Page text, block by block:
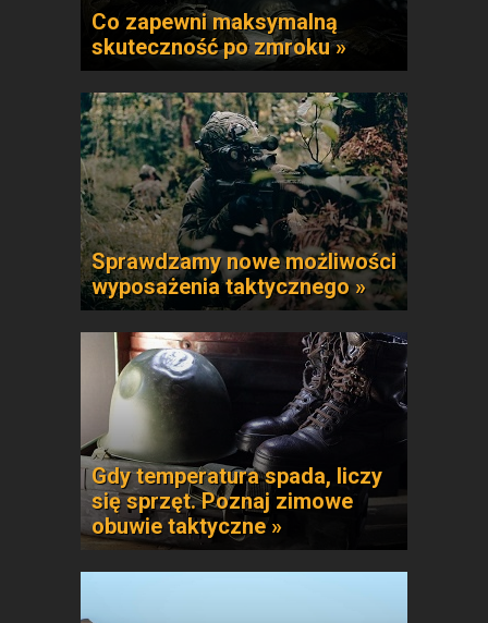
Co zapewni maksymalną
skuteczność po zmroku »
Sprawdzamy nowe możliwości
wyposażenia taktycznego »
Gdy temperatura spada, liczy
się sprzęt. Poznaj zimowe
obuwie taktyczne »